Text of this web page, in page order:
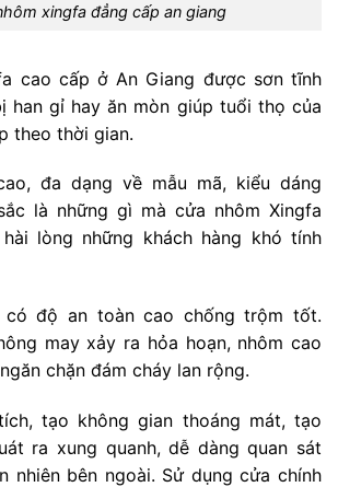
xingfa đẳng cấp an giang
cao cấp ở An Giang được sơn tĩnh
han gỉ hay ăn mòn giúp tuổi thọ của
theo thời gian.
đa dạng về mẫu mã, kiểu dáng
là những gì mà cửa nhôm Xingfa
lòng những khách hàng khó tính
có độ an toàn cao chống trộm tốt.
may xảy ra hỏa hoạn, nhôm cao
chặn đám cháy lan rộng.
tạo không gian thoáng mát, tạo
ra xung quanh, dễ dàng quan sát
nhiên bên ngoài. Sử dụng cửa chính